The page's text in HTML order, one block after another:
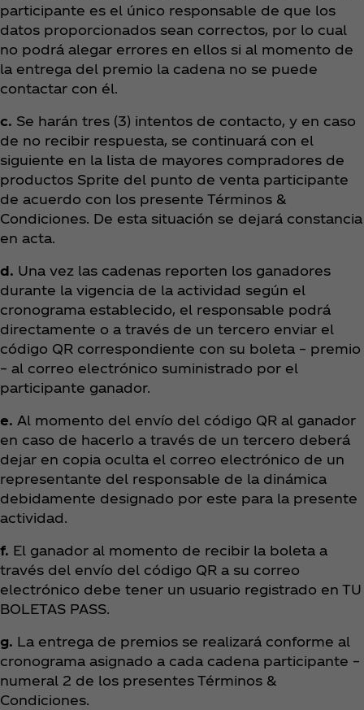
participante es el único responsable de que los
datos proporcionados sean correctos, por lo cual
no podrá alegar errores en ellos si al momento de
la entrega del premio la cadena no se puede
contactar con él.
c. Se harán tres (3) intentos de contacto, y en caso
de no recibir respuesta, se continuará con el
siguiente en la lista de mayores compradores de
productos Sprite del punto de venta participante
de acuerdo con los presente Términos &
Condiciones. De esta situación se dejará constancia
en acta.
d. Una vez las cadenas reporten los ganadores
durante la vigencia de la actividad según el
cronograma establecido, el responsable podrá
directamente o a través de un tercero enviar el
código QR correspondiente con su boleta – premio
– al correo electrónico suministrado por el
participante ganador.
e. Al momento del envío del código QR al ganador
en caso de hacerlo a través de un tercero deberá
dejar en copia oculta el correo electrónico de un
representante del responsable de la dinámica
debidamente designado por este para la presente
actividad.
f. El ganador al momento de recibir la boleta a
través del envío del código QR a su correo
electrónico debe tener un usuario registrado en TU
BOLETAS PASS.
g. La entrega de premios se realizará conforme al
cronograma asignado a cada cadena participante –
numeral 2 de los presentes Términos &
Condiciones.